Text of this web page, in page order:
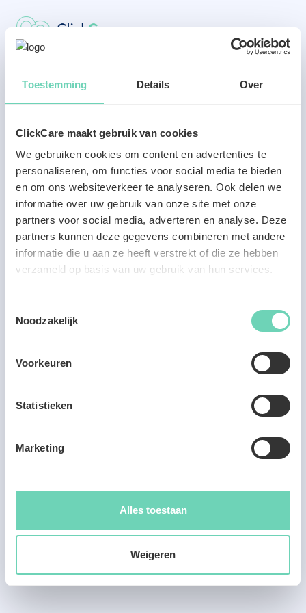
Toestemming Details Over
ClickCare maakt gebruik van cookies
We gebruiken cookies om content en advertenties te
personaliseren, om functies voor social media te bieden
en om ons websiteverkeer te analyseren. Ook delen we
informatie over uw gebruik van onze site met onze
partners voor social media, adverteren en analyse. Deze
partners kunnen deze gegevens combineren met andere
informatie die u aan ze heeft verstrekt of die ze hebben
verzameld op basis van uw gebruik van hun services.
Noodzakelijk
Voorkeuren
Statistieken
Marketing
Alles toestaan
Weigeren
Welkom terug
Geef je wachtwoord in om je aan te melden.
E-mail adres
Wachtwoord
Ik heb nog geen account
Wachtwoord vergeten